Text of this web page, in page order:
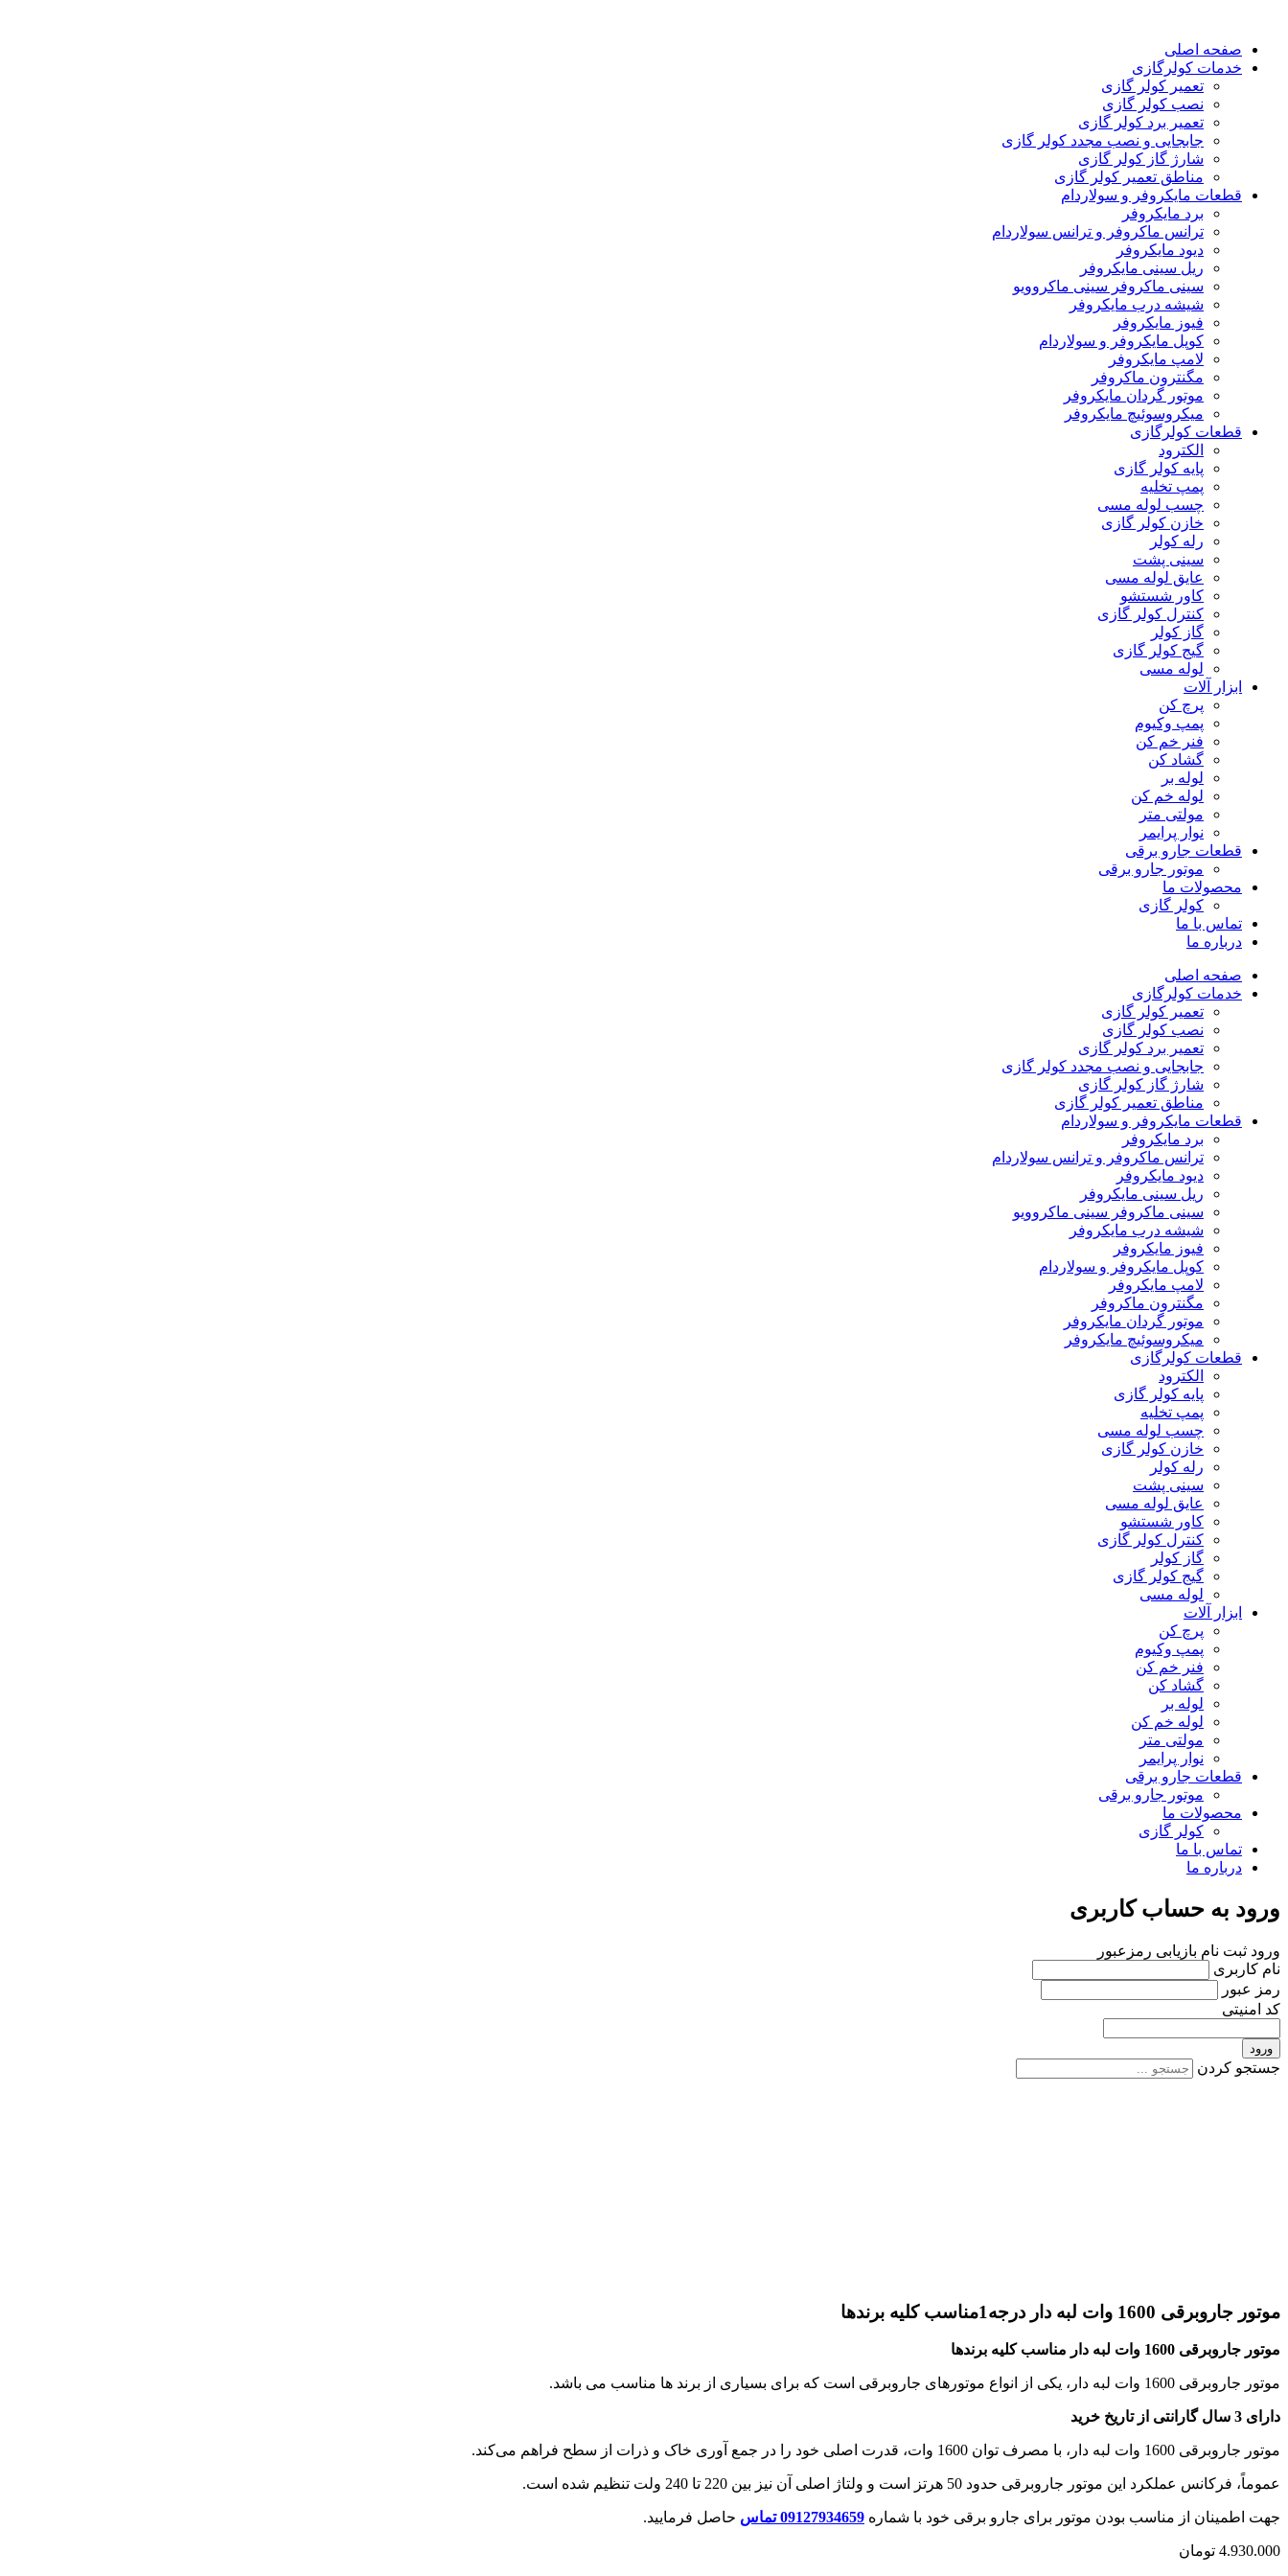
صفحه اصلی
خدمات کولرگازی
تعمیر کولر گازی
نصب کولر گازی
تعمیر برد کولر گازی
جابجایی و نصب مجدد کولر گازی
شارژ گاز کولر گازی
مناطق تعمیر کولر گازی
قطعات مایکروفر و سولاردام
برد مایکروفر
ترانس ماکروفر و ترانس سولاردام
دیود مایکروفر
ریل سینی مایکروفر
سینی ماکروفر سینی ماکروویو
شیشه درب مایکروفر
فیوز مایکروفر
کوپل مایکروفر و سولاردام
لامپ مایکروفر
مگنترون ماکروفر
موتور گردان مایکروفر
میکروسوئیچ مایکروفر
قطعات کولرگازی
الکترود
پایه کولر گازی
پمپ تخلیه
چسب لوله مسی
خازن کولر گازی
رله کولر
سینی پشت
عایق لوله مسی
کاور شستشو
کنترل کولر گازی
گاز کولر
گیج کولر گازی
لوله مسی
ابزار آلات
پرچ کن
پمپ وکیوم
فنر خم کن
گشاد کن
لوله بر
لوله خم کن
مولتی متر
نوار پرایمر
قطعات جارو برقی
موتور جارو برقی
محصولات ما
کولر گازی
تماس با ما
درباره ما
صفحه اصلی
خدمات کولرگازی
تعمیر کولر گازی
نصب کولر گازی
تعمیر برد کولر گازی
جابجایی و نصب مجدد کولر گازی
شارژ گاز کولر گازی
مناطق تعمیر کولر گازی
قطعات مایکروفر و سولاردام
برد مایکروفر
ترانس ماکروفر و ترانس سولاردام
دیود مایکروفر
ریل سینی مایکروفر
سینی ماکروفر سینی ماکروویو
شیشه درب مایکروفر
فیوز مایکروفر
کوپل مایکروفر و سولاردام
لامپ مایکروفر
مگنترون ماکروفر
موتور گردان مایکروفر
میکروسوئیچ مایکروفر
قطعات کولرگازی
الکترود
پایه کولر گازی
پمپ تخلیه
چسب لوله مسی
خازن کولر گازی
رله کولر
سینی پشت
عایق لوله مسی
کاور شستشو
کنترل کولر گازی
گاز کولر
گیج کولر گازی
لوله مسی
ابزار آلات
پرچ کن
پمپ وکیوم
فنر خم کن
گشاد کن
لوله بر
لوله خم کن
مولتی متر
نوار پرایمر
قطعات جارو برقی
موتور جارو برقی
محصولات ما
کولر گازی
تماس با ما
درباره ما
ورود به حساب کاربری
ورود ثبت نام بازیابی رمزعبور
نام کاربری
رمز عبور
کد امنیتی
ورود
جستجو کردن
موتور جاروبرقی 1600 وات لبه دار درجه1مناسب کلیه برندها
موتور جاروبرقی 1600 وات لبه دار مناسب کلیه برندها
موتور جاروبرقی 1600 وات لبه دار، یکی از انواع موتورهای جاروبرقی است که برای بسیاری از برند ها مناسب می باشد.
دارای 3 سال گارانتی از تاریخ خرید
موتور جاروبرقی 1600 وات لبه دار، با مصرف توان 1600 وات، قدرت اصلی خود را در جمع آوری خاک و ذرات از سطح فراهم می‌کند.
عموماً، فرکانس عملکرد این موتور جاروبرقی حدود 50 هرتز است و ولتاژ اصلی آن نیز بین 220 تا 240 ولت تنظیم شده است.
جهت اطمینان از مناسب بودن موتور برای جارو برقی خود با شماره 09127934659 تماس حاصل فرمایید.
4.930.000 تومان